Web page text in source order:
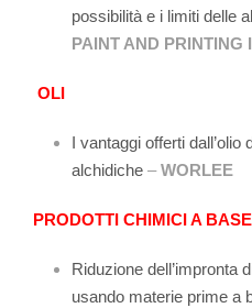
possibilità e i limiti delle
PAINT AND PRINTING
OLI
I vantaggi offerti
alchidiche –WORLEE
PRODOTTI CHIMICI A
Riduzione dell’impronta
usando materie prime a